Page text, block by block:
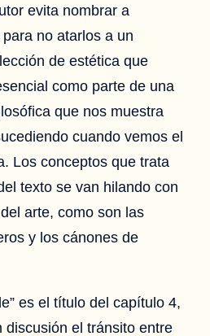
evita nombrar a
no atarlos a un
de estética que
como parte de una
que nos muestra
cuando vemos el
Los conceptos que trata
texto se van hilando con
arte, como son las
y los cánones de
es el título del capítulo 4,
discusión el tránsito entre